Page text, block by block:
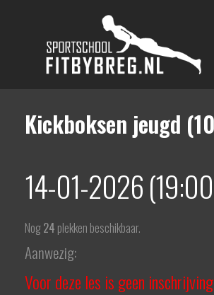
Kickboksen jeugd
14-01-2026
Nog24 plekken beschikbaar.
Aanwezig:
Voor deze les is geen